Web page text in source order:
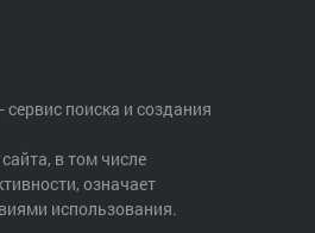
поиска и создания
в том числе
означает
использования.